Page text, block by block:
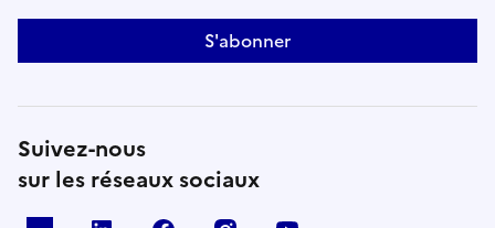
S'abonner
Suivez-nous
sur les réseaux sociaux